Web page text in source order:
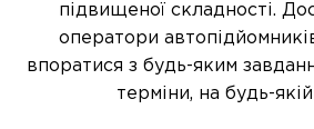
підвищеної складності.
оператори
впоратися з будь-яким
терміни, на будь-якій